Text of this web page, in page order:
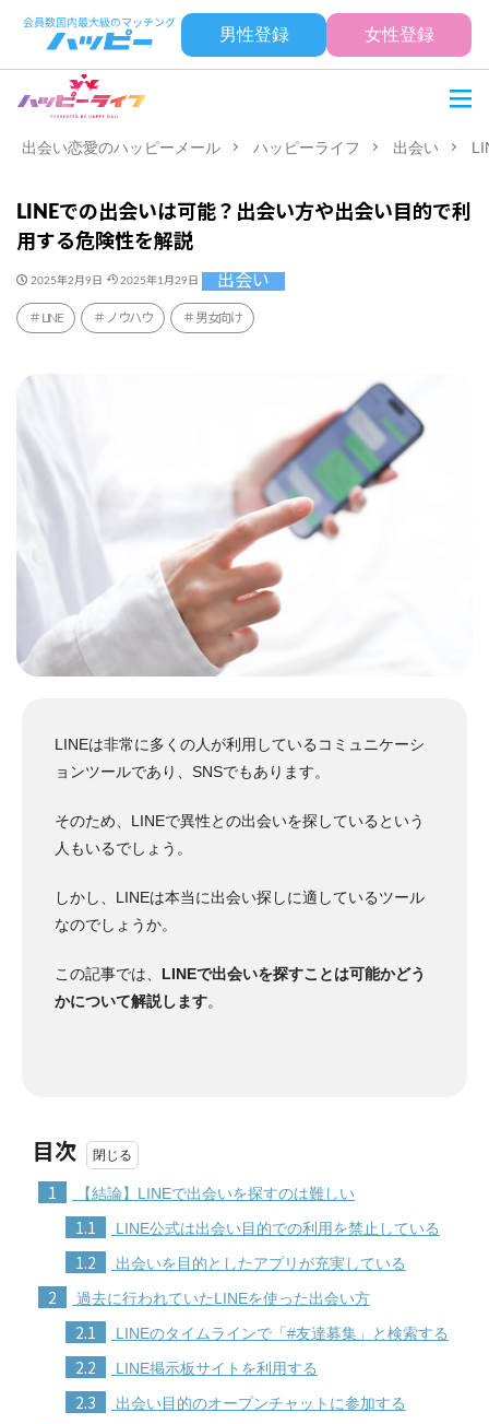
男性登録 女性登録
出会い恋愛のハッピーメール ハッピーライフ 出会い
LINEでの出会いは可能？出会い方や出会い目的で利
用する危険性を解説
2025年2月9日 2025年1月29日 出会い
LINE ノウハウ 男女向け
LINEは非常に多くの人が利用しているコミュニケーシ
ョンツールであり、SNSでもあります。
そのため、LINEで異性との出会いを探しているという
人もいるでしょう。
しかし、LINEは本当に出会い探しに適しているツール
なのでしょうか。
この記事では、 LINEで出会いを探すことは可能かどう
かについて解説します。
目次
1 【結論】LINEで出会いを探すのは難しい
1.1 LINE公式は出会い目的での利用を禁止している
1.2 出会いを目的としたアプリが充実している
2 過去に行われていたLINEを使った出会い方
2.1 LINEのタイムラインで「#友達募集」と検索する
2.2 LINE掲示板サイトを利用する
2.3 出会い目的のオープンチャットに参加する